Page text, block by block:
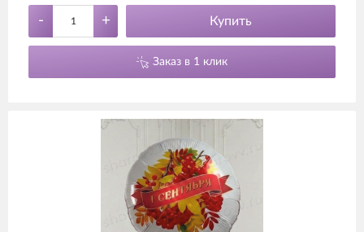
- + Купить
Заказ в 1 клик